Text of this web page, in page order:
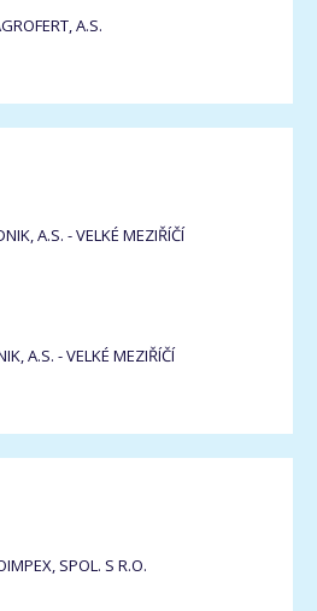
A.S.
A.S. - VELKÉ MEZIŘÍČÍ